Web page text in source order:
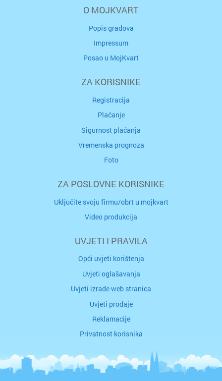
O MOJKVART
Popis gradova
Impressum
Posao u MojKvart
ZA KORISNIKE
Registracija
Plaćanje
Sigurnost plaćanja
Vremenska prognoza
Foto
ZA POSLOVNE KORISNIKE
Uključite svoju firmu/obrt u mojkvart
Video produkcija
UVJETI I PRAVILA
Opći uvjeti korištenja
Uvjeti oglašavanja
Uvjeti izrade web stranica
Uvjeti prodaje
Reklamacije
Privatnost korisnika